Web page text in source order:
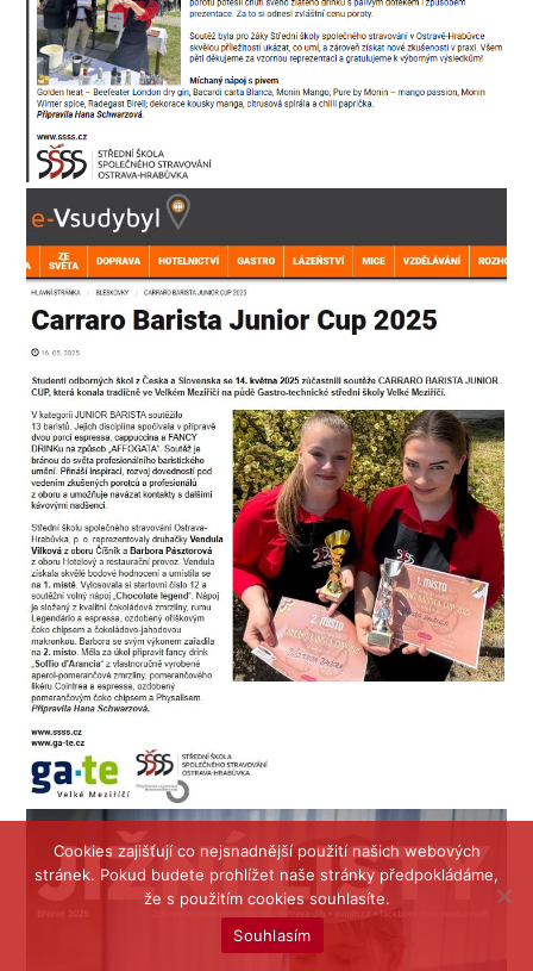
Cookies zajišťují co nejsnadnější použití našich webových
stránek. Pokud budete prohlížet naše stránky předpokládáme,
že s použitím cookies souhlasíte.
Souhlasím